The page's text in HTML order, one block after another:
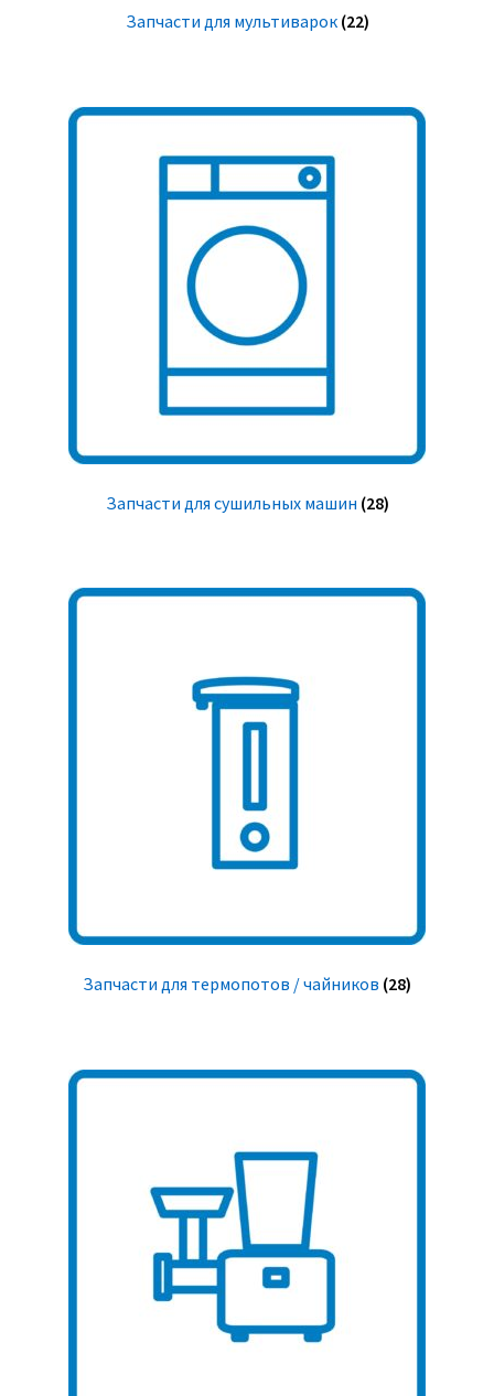
Запчасти для мультиварок (22)
Запчасти для сушильных машин (28)
Запчасти для термопотов / чайников (28)